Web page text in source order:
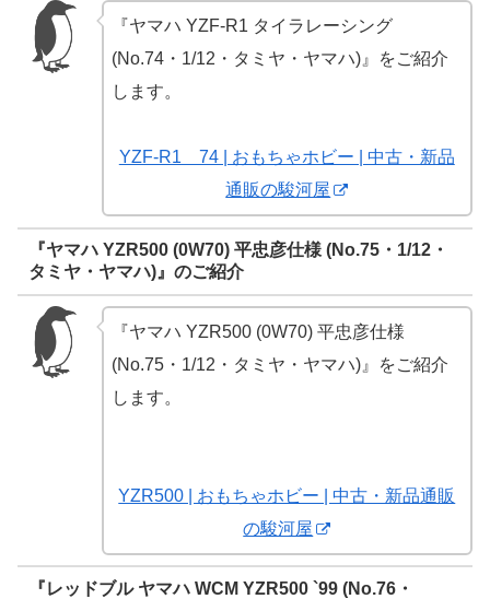
『ヤマハ YZF-R1 タイラレーシング
(No.74・1/12・タミヤ・ヤマハ)』をご紹介
します。
YZF-R1 74 | おもちゃホビー | 中古・新品
通販の駿河屋
『ヤマハ YZR500 (0W70) 平忠彦仕様 (No.75・1/12・
タミヤ・ヤマハ)』のご紹介
『ヤマハ YZR500 (0W70) 平忠彦仕様
(No.75・1/12・タミヤ・ヤマハ)』をご紹介
します。
YZR500 | おもちゃホビー | 中古・新品通販
の駿河屋
『レッドブル ヤマハ WCM YZR500 `99 (No.76・